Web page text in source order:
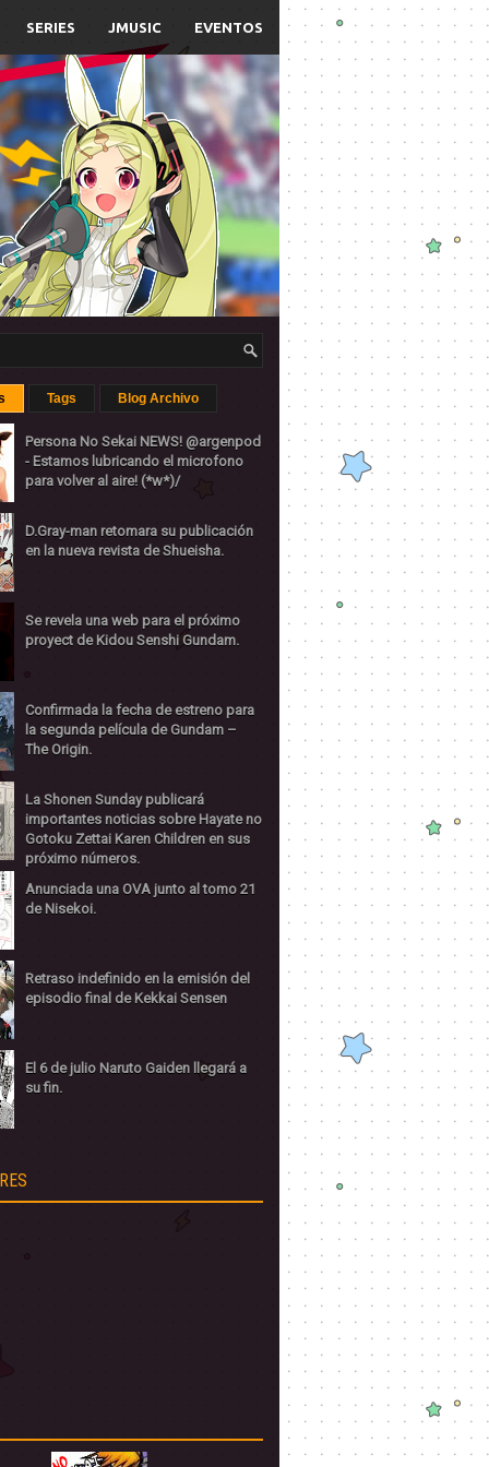
SERIES JMUSIC EVENTOS
Tags Blog Archivo
Persona No Sekai NEWS! @argenpod
- Estamos lubricando el microfono
para volver al aire! (*w*)/
D.Gray-man retomara su publicación
en la nueva revista de Shueisha.
Se revela una web para el próximo
proyect de Kidou Senshi Gundam.
Confirmada la fecha de estreno para
la segunda película de Gundam –
The Origin.
La Shonen Sunday publicará
importantes noticias sobre Hayate no
Gotoku Zettai Karen Children en sus
próximo números.
Anunciada una OVA junto al tomo 21
de Nisekoi.
Retraso indefinido en la emisión del
episodio final de Kekkai Sensen
El 6 de julio Naruto Gaiden llegará a
su fin.